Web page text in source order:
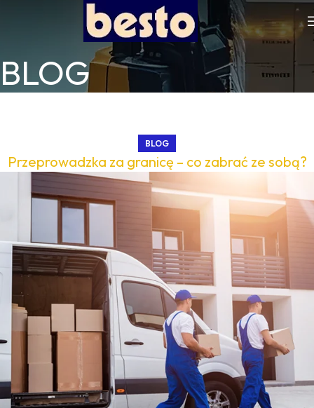
BLOG
BLOG
Przeprowadzka za granicę – co zabrać ze sobą?